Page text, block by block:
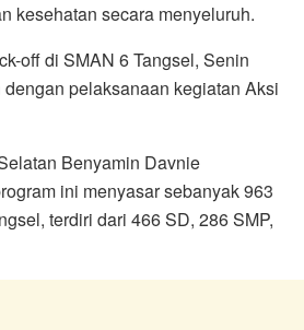
kesehatan secara menyeluruh.
off di SMAN 6 Tangsel, Senin
pelaksanaan kegiatan Aksi
Benyamin Davnie
ini menyasar sebanyak 963
terdiri dari 466 SD, 286 SMP,